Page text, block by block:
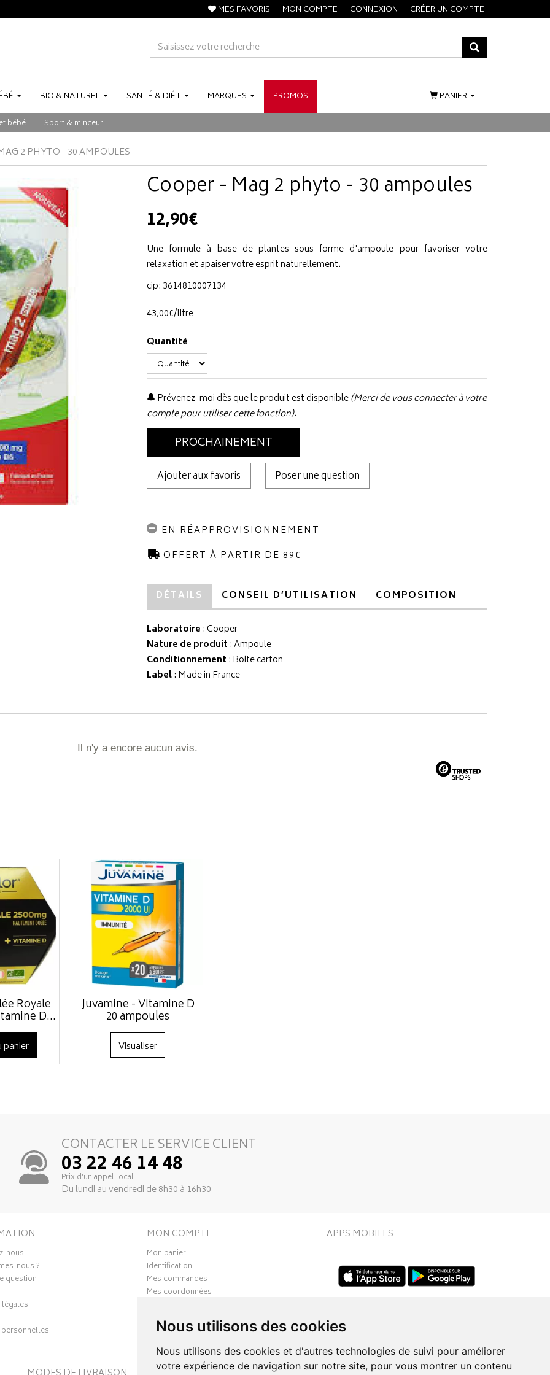
Nous utilisons des cookies
Nous utilisons des cookies et d'autres technologies de suivi pour améliorer
votre expérience de navigation sur notre site, pour vous montrer un contenu
MES FAVORIS MON COMPTE CONNEXION CRÉER UN COMPTE
BIO &NATUREL SANTÉ &DIÉT MARQUES PROMOS
bébé Sport & minceur
PANIER
2 PHYTO - 30 AMPOULES
Cooper - Mag 2 phyto - 30 ampoules
12,90€
Une formule à base de plantes sous forme d'ampoule pour favoriser votre
relaxation et apaiser votre esprit naturellement.
cip: 3614810007134
43,00€/litre
Quantité
Prévenez-moi dès que le produit est disponible(Merci de vous connecter à votre
compte pour utiliser cette fonction).
PROCHAINEMENT
Ajouter aux favoris Poser une question
EN RÉAPPROVISIONNEMENT
OFFERT À PARTIR DE 89€
DÉTAILS CONSEIL D’UTILISATION COMPOSITION
Laboratoire :Cooper
Nature de produit : Ampoule
Conditionnement : Boite carton
Label: Made in France
Il n'y a encore aucun avis.
Royale
D...
panier
Juvamine - Vitamine D
20 ampoules
Visualiser
CONTACTER LE SERVICE CLIENT
03 22 46 14 48
Prix d’un appel local
Du lundi au vendredi de 8h30 à 16h30
nous
nous ?
question
MON COMPTE
Mon panier
Identification
Mes commandes
Mes coordonnées
Mes favoris
Mes préférences Cookies
APPS MOBILES